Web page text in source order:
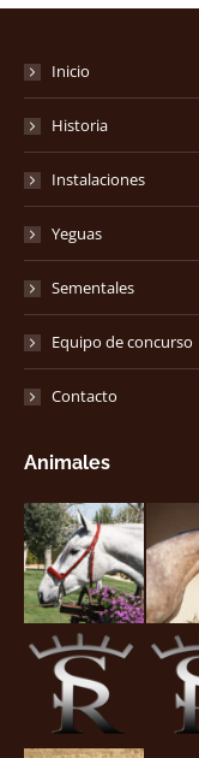
Inicio
Historia
Instalaciones
Yeguas
Sementales
Equipo de concurso
Contacto
Animales